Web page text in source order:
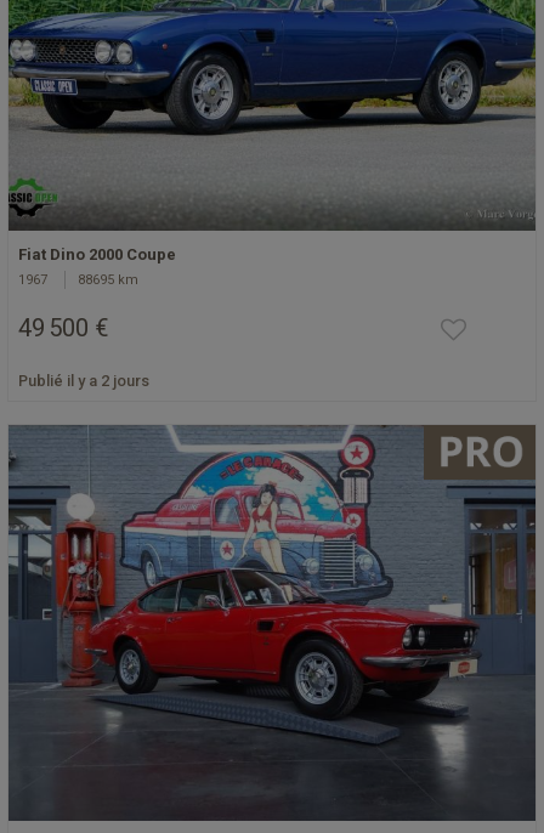
Fiat Dino 2000 Coupe
1967 88695 km
49 500 €
Publié il y a 2 jours